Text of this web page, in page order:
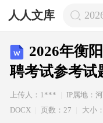
人人文库
2026年衡
聘考试参考试
上传人：1*** IP属地：
DOCX
页数：27 大小